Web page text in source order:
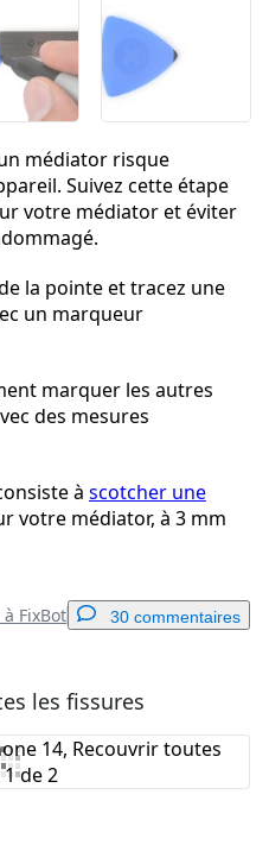
médiator risque
Suivez cette étape
votre médiator et éviter
la pointe et tracez une
un marqueur
marquer les autres
des mesures
à scotcher une
votre médiator, à 3 mm
FixBot 30 commentaires
les fissures